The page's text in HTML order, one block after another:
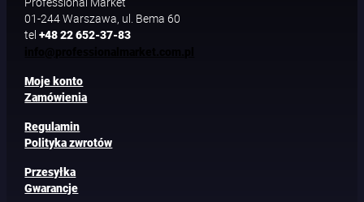
01-244 Warszawa, ul. Bema 60
tel+48 22 652-37-83
Moje konto
Zamówienia
Regulamin
Polityka zwrotów
Przesyłka
Gwarancje